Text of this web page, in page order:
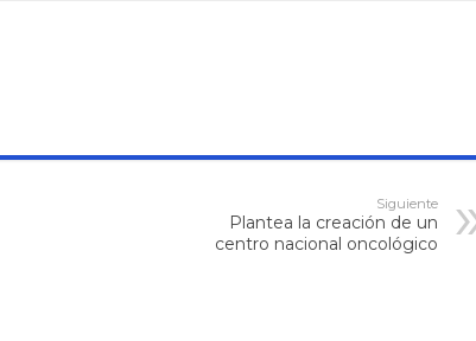
Siguiente
Plantea la creación de un
centro nacional oncológico